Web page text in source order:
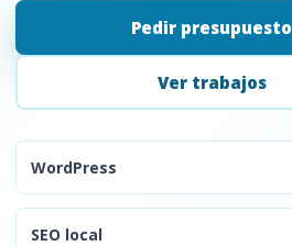
Pedir presupuesto
Ver trabajos
WordPress
SEO local